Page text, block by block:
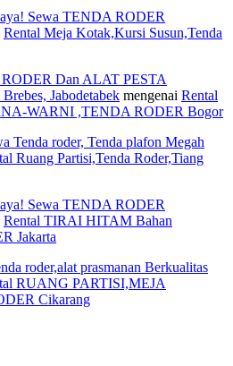
Sewa TENDA RODER
Rental Meja Kotak,Kursi Susun,Tenda
Dan ALAT PESTA
Jabodetabek mengenai Rental
WARNI ,TENDA RODER Bogor
Tenda roder, Tenda plafon Megah
Ruang Partisi,Tenda Roder,Tiang
Sewa TENDA RODER
Rental TIRAI HITAM Bahan
Jakarta
roder,alat prasmanan Berkualitas
RUANG PARTISI,MEJA
Cikarang